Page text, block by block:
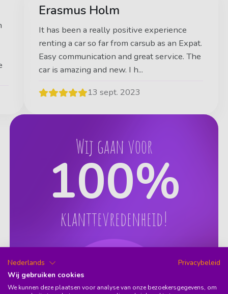
Erasmus Holm
It has been a really positive experience
renting a car so far from carsub as an Expat.
Easy communication and great service. The
car is amazing and new. I h...
13 sept. 2023
Wij gaan voor
100%
klanttevredenheid!
Nederlands
Privacybeleid
Wij gebruiken cookies
We kunnen deze plaatsen voor analyse van onze bezoekersgegevens, om